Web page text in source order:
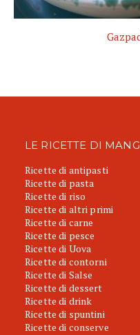
LE RICETTE DI
Ricette di antipasti
Ricette di pasta
Ricette di riso
Ricette di altri primi
Ricette di carne
Ricette di pesce
Ricette di Uova
Ricette di contorni
Ricette di Salse
Ricette di dessert
Ricette di drink
Ricette di spuntini
Ricette di conserve